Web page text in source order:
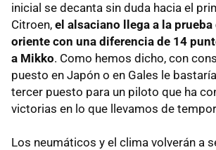
inicial se decanta sin duda hacia el
Citroen, el alsaciano llega a la prueba
oriente con una diferencia de 14
a Mikko. Como hemos dicho, con
puesto en Japón o en Gales le
tercer puesto para un piloto que ha
victorias en lo que llevamos de
Los neumáticos y el clima volverán a